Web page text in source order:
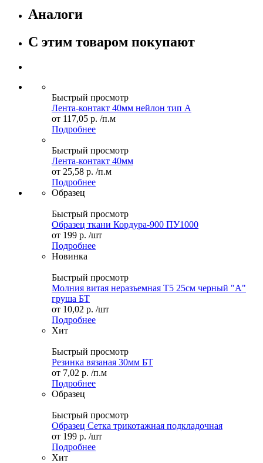
Аналоги
С этим товаром покупают
Быстрый просмотр
Лента-контакт 40мм нейлон тип А
от 117,05 р. /п.м
Подробнее
Быстрый просмотр
Лента-контакт 40мм
от 25,58 р. /п.м
Подробнее
Образец
Быстрый просмотр
Образец ткани Кордура-900 ПУ1000
от 199 р. /шт
Подробнее
Новинка
Быстрый просмотр
Молния витая неразъемная Т5 25см черный "А"
груша БТ
от 10,02 р. /шт
Подробнее
Хит
Быстрый просмотр
Резинка вязаная 30мм БТ
от 7,02 р. /п.м
Подробнее
Образец
Быстрый просмотр
Образец Сетка трикотажная подкладочная
от 199 р. /шт
Подробнее
Хит